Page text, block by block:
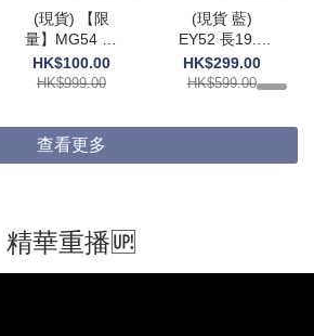
(現貨) 【限
量】MG54 橡
根褲 腰26-30
長15 HiP38
HK$100.00
HK$999.00
(現貨 藍)
EY52 長19.5
$599 [ DP]
HK$299.00
HK$599.00
查看更多
精華重播🆙